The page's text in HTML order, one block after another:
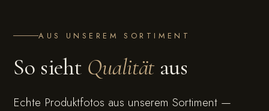
AUS UNSEREM SORTIMENT
So sieht Qualitätaus
Echte Produktfotos aus unserem Sortiment —